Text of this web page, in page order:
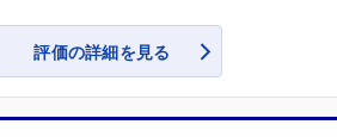
評価の詳細を見る